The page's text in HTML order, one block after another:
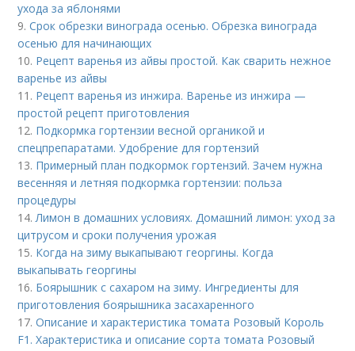
ухода за яблонями
9.Срок обрезки винограда осенью. Обрезка винограда
осенью для начинающих
10. Рецепт варенья из айвы простой. Как сварить нежное
варенье из айвы
11. Рецепт варенья из инжира. Варенье из инжира —
простой рецепт приготовления
12. Подкормка гортензии весной органикой и
спецпрепаратами. Удобрение для гортензий
13. Примерный план подкормок гортензий. Зачем нужна
весенняя и летняя подкормка гортензии: польза
процедуры
14.Лимон в домашних условиях. Домашний лимон: уход за
цитрусом и сроки получения урожая
15. Когда на зиму выкапывают георгины. Когда
выкапывать георгины
16. Боярышник с сахаром на зиму. Ингредиенты для
приготовления боярышника засахаренного
17.Описание и характеристика томата Розовый Король
F1. Характеристика и описание сорта томата Розовый